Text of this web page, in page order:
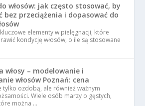
włosów: jak często stosować, by
bez przeciążenia i dopasować do
elementy w pielęgnacji, które
kondycję włosów, o ile są stosowane
włosy – modelowanie i
włosów Poznań: cena
tylko ozdobą, ale również ważnym
Wiele osób marzy o gęstych,
można …